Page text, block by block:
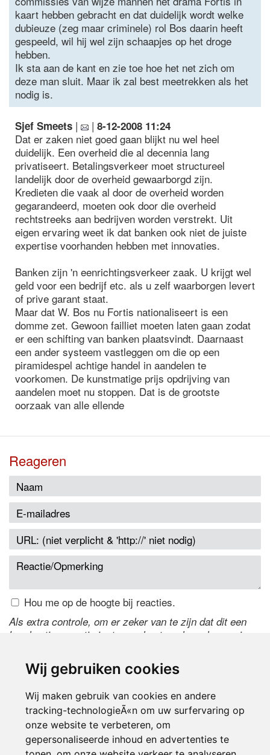
Wij gebruiken cookies
Wij maken gebruik van cookies en andere
tracking-technologieÃ«n om uw surfervaring op
onze website te verbeteren, om
gepersonaliseerde inhoud en advertenties te
kaart hebben gebracht en dat duidelijk wordt welke
dubieuze (zeg maar criminele) rol Bos daarin heeft
gespeeld, wil hij wel zijn schaapjes op het droge
hebben.
Ik sta aan de kant en zie toe hoe het net zich om
deze man sluit. Maar ik zal best meetrekken als het
nodig is.
Sjef Smeets | | 8-12-2008 11:24
Dat er zaken niet goed gaan blijkt nu wel heel
duidelijk. Een overheid die al decennia lang
privatiseert. Betalingsverkeer moet structureel
landelijk door de overheid gewaarborgd zijn.
Kredieten die vaak al door de overheid worden
gegarandeerd, moeten ook door die overheid
rechtstreeks aan bedrijven worden verstrekt. Uit
eigen ervaring weet ik dat banken ook niet de juiste
expertise voorhanden hebben met innovaties.
Banken zijn 'n eenrichtingsverkeer zaak. U krijgt wel
geld voor een bedrijf etc. als u zelf waarborgen levert
of prive garant staat.
Maar dat W. Bos nu Fortis nationaliseert is een
domme zet. Gewoon failliet moeten laten gaan zodat
er een schifting van banken plaatsvindt. Daarnaast
een ander systeem vastleggen om die op een
piramidespel achtige handel in aandelen te
voorkomen. De kunstmatige prijs opdrijving van
aandelen moet nu stoppen. Dat is de grootste
oorzaak van alle ellende
Reageren
Hou me op de hoogte bij reacties.
Als extra controle, om er zeker van te zijn dat dit een
handmatige reactie is, typ onderstaande code over in
de code te wijzigen.